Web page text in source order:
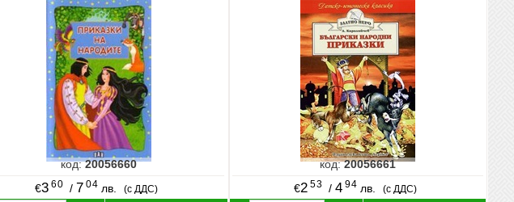
код:20056660
€3 60 / 7 04 лв. (с ДДС)
код:20056661
€2 53 / 4 94 лв. (с ДДС)